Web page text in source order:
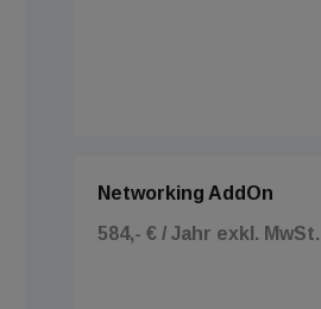
Networking AddOn
584,- € / Jahr exkl. MwSt.